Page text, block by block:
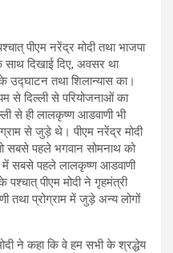
पीएम नरेंद्र मोदी तथा भाजपा
दिखाई दिए, अवसर था
उद्घाटन तथा शिलान्यास का।
से दिल्ली से परियोजनाओं का
से ही लालकृष्ण आडवाणी भी
से जुड़े थे। पीएम नरेंद्र मोदी
सबसे पहले भगवान सोमनाथ को
में सबसे पहले लालकृष्ण आडवाणी
पीएम मोदी ने गृहमंत्री
तथा प्रोग्राम में जुड़े अन्य लोगों
ने कहा कि वे हम सभी के श्रद्धेय